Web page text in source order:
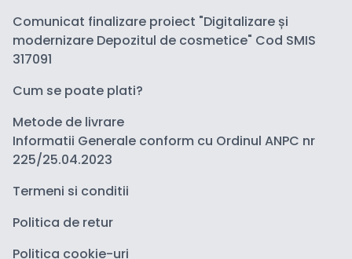
Comunicat finalizare proiect "Digitalizare și
modernizare Depozitul de cosmetice" Cod SMIS
317091
Cum se poate plati?
Metode de livrare
Informatii Generale conform cu Ordinul ANPC nr
225/25.04.2023
Termeni si conditii
Politica de retur
Politica cookie-uri